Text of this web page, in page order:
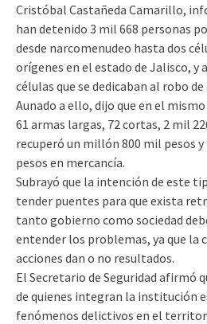
Cristóbal Castañeda Camarillo,
han detenido 3 mil 668 personas
desde narcomenudeo hasta dos
orígenes en el estado de Jalisco,
células que se dedicaban al robo
Aunado a ello, dijo que en el
61 armas largas, 72 cortas, 2 mil
recuperó un millón 800 mil pesos
pesos en mercancía.
Subrayó que la intención de este
tender puentes para que exista
tanto gobierno como sociedad
entender los problemas, ya que la
acciones dan o no resultados.
El Secretario de Seguridad afirmó
de quienes integran la institución
fenómenos delictivos en el